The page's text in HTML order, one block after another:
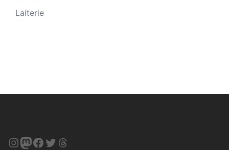
Laiterie
Instagram
Mastodon
Facebook
Twitter
Threads